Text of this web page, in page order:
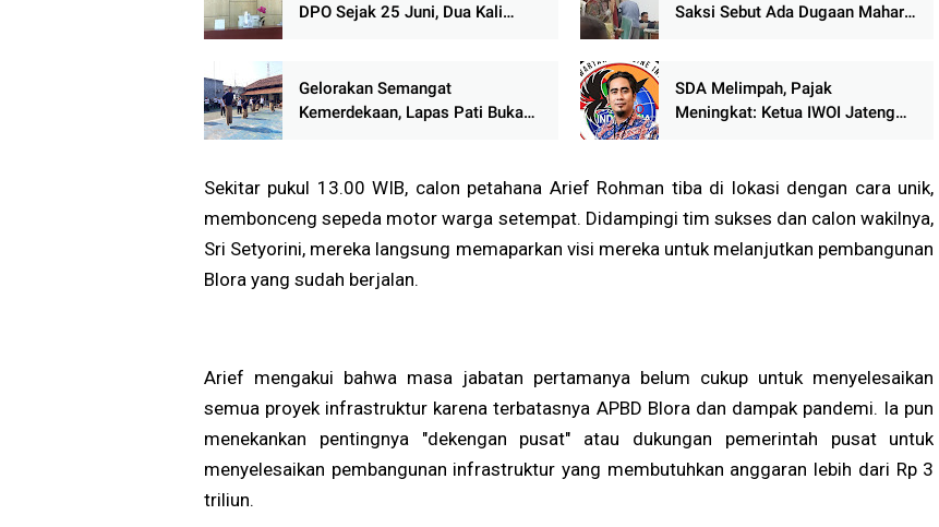
DPO Sejak 25 Juni, Dua Kali
Saksi Sebut Ada Dugaan Mahar
Gelorakan Semangat
Kemerdekaan, Lapas Pati Buka
Perlombaan
SDA Melimpah, Pajak
Meningkat: Ketua IWOI Jateng
Sekitar pukul 13.00 WIB, calon petahana Arief Rohman tiba di lokasi dengan cara unik,
membonceng sepeda motor warga setempat. Didampingi tim sukses dan calon wakilnya,
Sri Setyorini, mereka langsung memaparkan visi mereka untuk melanjutkan pembangunan
Blora yang sudah berjalan.
Arief mengakui bahwa masa jabatan pertamanya belum cukup untuk menyelesaikan
semua proyek infrastruktur karena terbatasnya APBD Blora dan dampak pandemi. Ia pun
menekankan pentingnya "dekengan pusat" atau dukungan pemerintah pusat untuk
menyelesaikan pembangunan infrastruktur yang membutuhkan anggaran lebih dari Rp 3
triliun.